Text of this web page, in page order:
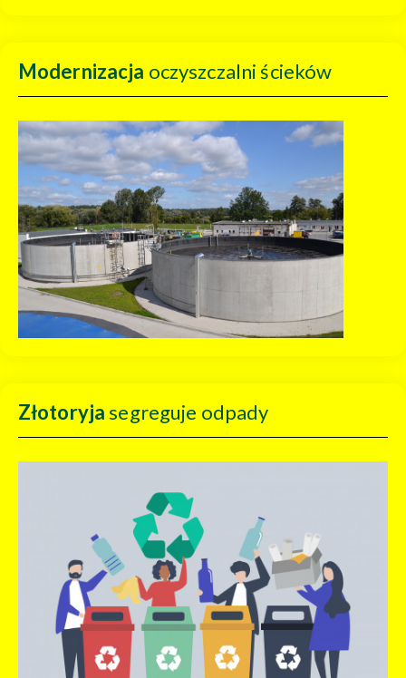
Modernizacja oczyszczalni ścieków
Złotoryjasegreguje odpady